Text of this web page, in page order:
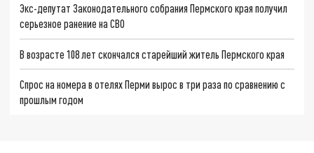
Экс-депутат Законодательного собрания Пермского края получил
серьезное ранение на СВО
В возрасте 108 лет скончался старейший житель Пермского края
Спрос на номера в отелях Перми вырос в три раза по сравнению с
прошлым годом